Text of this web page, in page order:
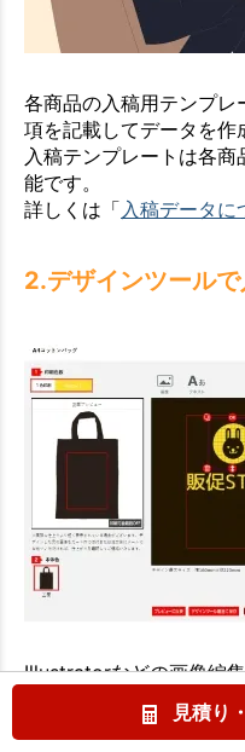
見積り
各商品の入稿用テンプ
項を記載してデータを作
入稿テンプレートは各
能です。
詳しくは「入稿データに
2.デザインツール
Illustratorなどの画像編
「デザインツール」を